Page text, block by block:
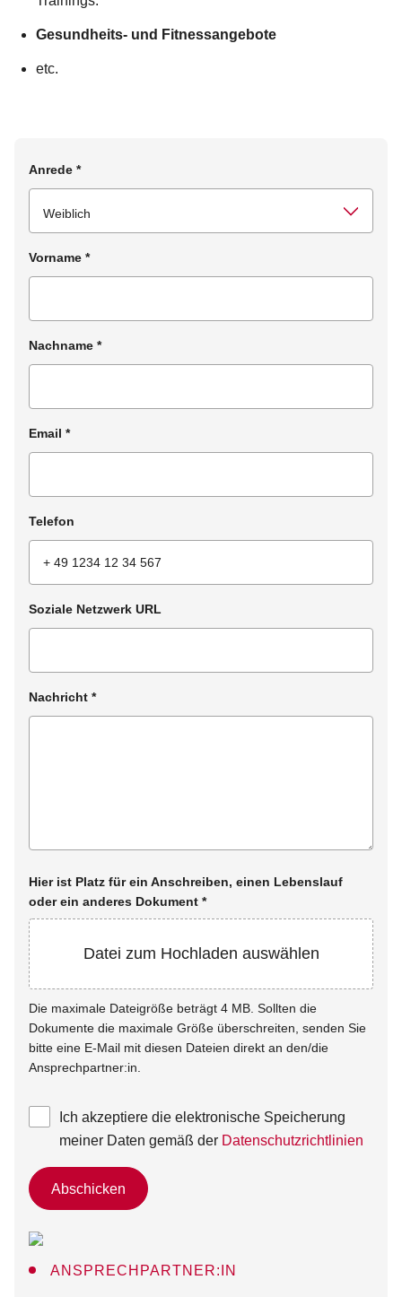
Gesundheits- und Fitnessangebote
etc.
Anrede *
Vorname *
Nachname *
Email *
Telefon
Soziale Netzwerk URL
Nachricht *
Hier ist Platz für ein Anschreiben, einen Lebenslauf
oder ein anderes Dokument *
Datei zum Hochladen auswählen
Die maximale Dateigröße beträgt 4 MB. Sollten die
Dokumente die maximale Größe überschreiten, senden Sie
bitte eine E-Mail mit diesen Dateien direkt an den/die
Ansprechpartner:in.
Ich akzeptiere die elektronische Speicherung
meiner Daten gemäß der Datenschutzrichtlinien
Abschicken
ANSPRECHPARTNER:IN